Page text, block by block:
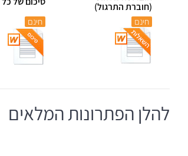
(חוברת התרגול)
חינם חינם
להלן הפתרונות המלאים